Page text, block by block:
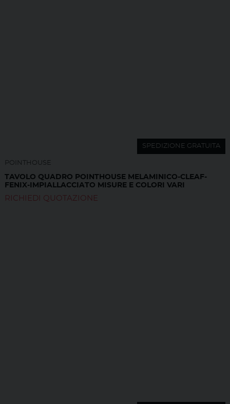
SPEDIZIONE GRATUITA
POINTHOUSE
TAVOLO QUADRO POINTHOUSE MELAMINICO-CLEAF-
FENIX-IMPIALLACCIATO MISURE E COLORI VARI
RICHIEDI QUOTAZIONE